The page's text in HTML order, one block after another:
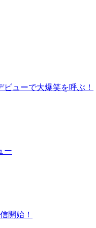
ューで大爆笑を呼ぶ！
ー
開始！